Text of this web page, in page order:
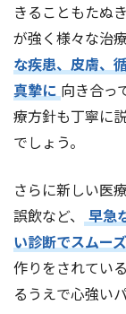
きることもたぬ
が強く様々な治
な疾患、皮膚、
真摯に 向き合っ
療方針も丁寧に
でしょう。
さらに新しい医
誤飲など、
早急
い診断でスムー
作りをされてい
るうえで心強い